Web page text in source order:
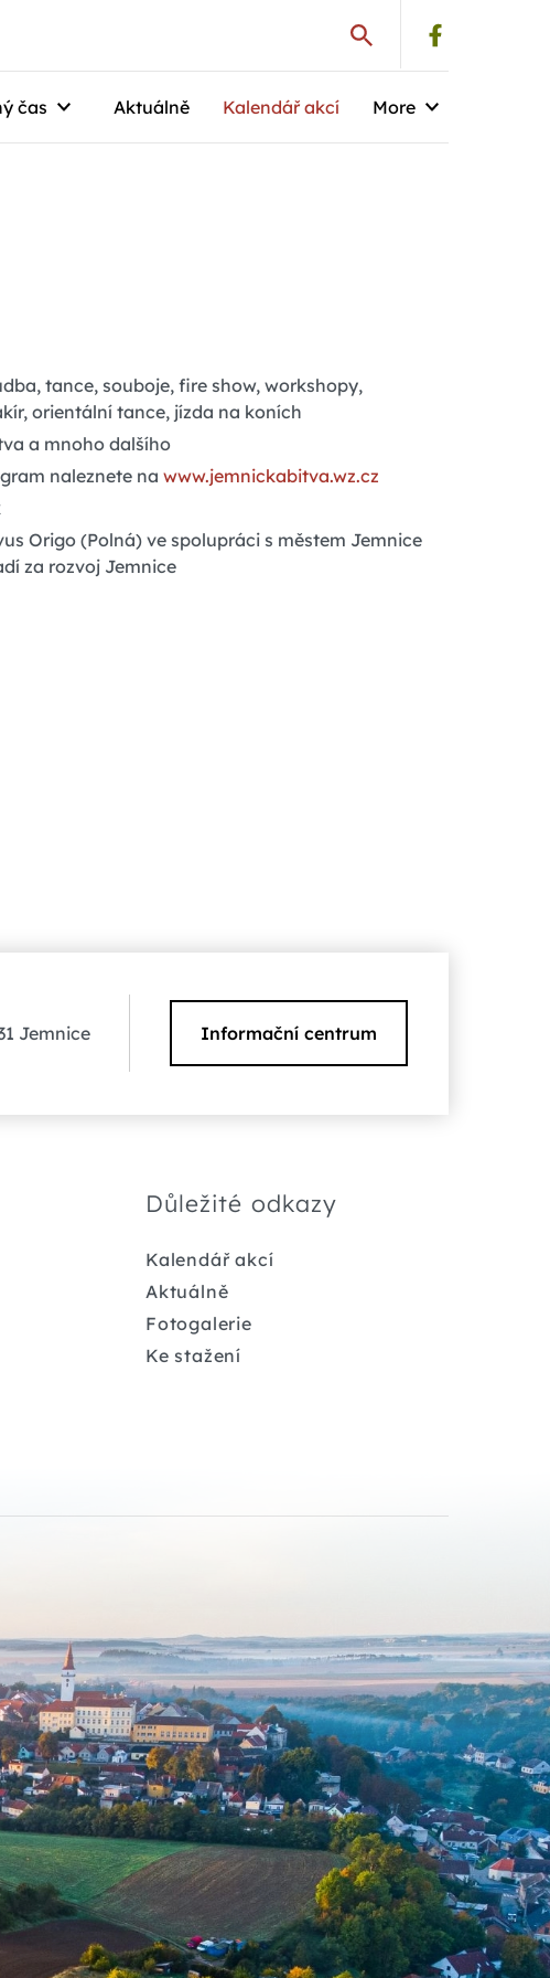
čas Aktuálně Kalendář akcí More
tance, souboje, fire show, workshopy,
orientální tance, jízda na koních
a mnoho dalšího
naleznete na www.jemnickabitva.wz.cz
Origo (Polná) ve spolupráci s městem Jemnice
za rozvoj Jemnice
Jemnice Informační centrum
Důležité odkazy
Kalendář akcí
Aktuálně
Fotogalerie
Ke stažení